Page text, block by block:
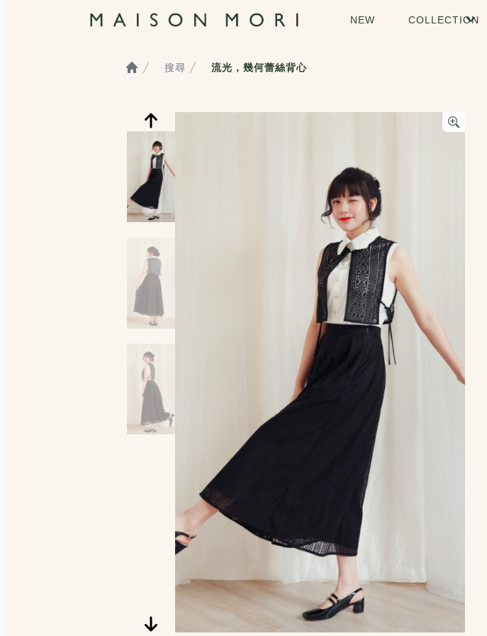
NEW COLLECTION
Home
搜尋 流光，幾何蕾絲背心
服飾照片觀看